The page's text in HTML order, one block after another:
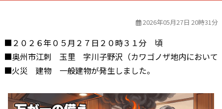
2026年05月27日 20時31分
■２０２６年０５月２７日２０時３１分 頃
■奥州市江刺 玉里 字川子野沢（カワゴノザ地内において
■火災 建物 一般建物が発生しました。